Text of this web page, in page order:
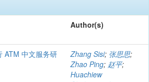
Author(s)
ATM 中文服务研
Zhang Sisi; 张思思;
Zhao Ping; 赵平;
Huachiew